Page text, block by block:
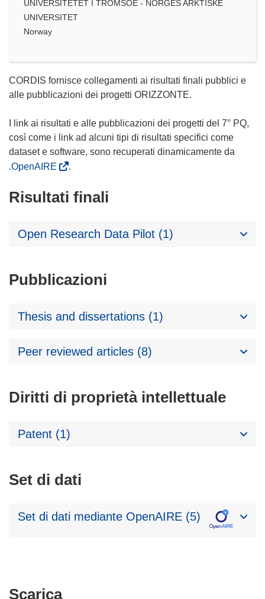
UNIVERSITETET I TROMSOE - NORGES ARKTISKE
UNIVERSITET
Norway
CORDIS fornisce collegamenti ai risultati finali pubblici e
alle pubblicazioni dei progetti ORIZZONTE.
I link ai risultati e alle pubblicazioni dei progetti del 7° PQ,
così come i link ad alcuni tipi di risultati specifici come
dataset e software, sono recuperati dinamicamente da
.OpenAIRE
.
Risultati finali
Open Research Data Pilot (1)
Pubblicazioni
Thesis and dissertations (1)
Peer reviewed articles (8)
Diritti di proprietà intellettuale
Patent (1)
Set di dati
Set di dati mediante OpenAIRE (5)
ScaricaScarica